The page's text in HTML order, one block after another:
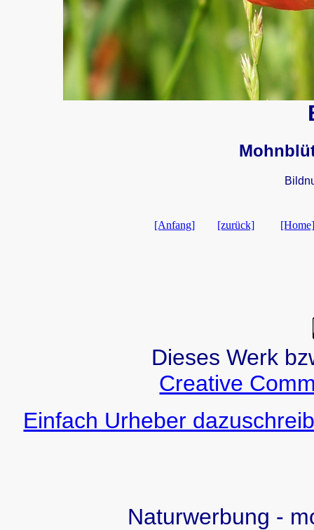
[Anfang] [zurück] [Home]
Dieses Werk
Creative
Einfach Urheber
Naturwerbung -